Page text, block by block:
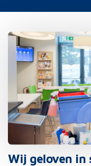
Wij geloven in